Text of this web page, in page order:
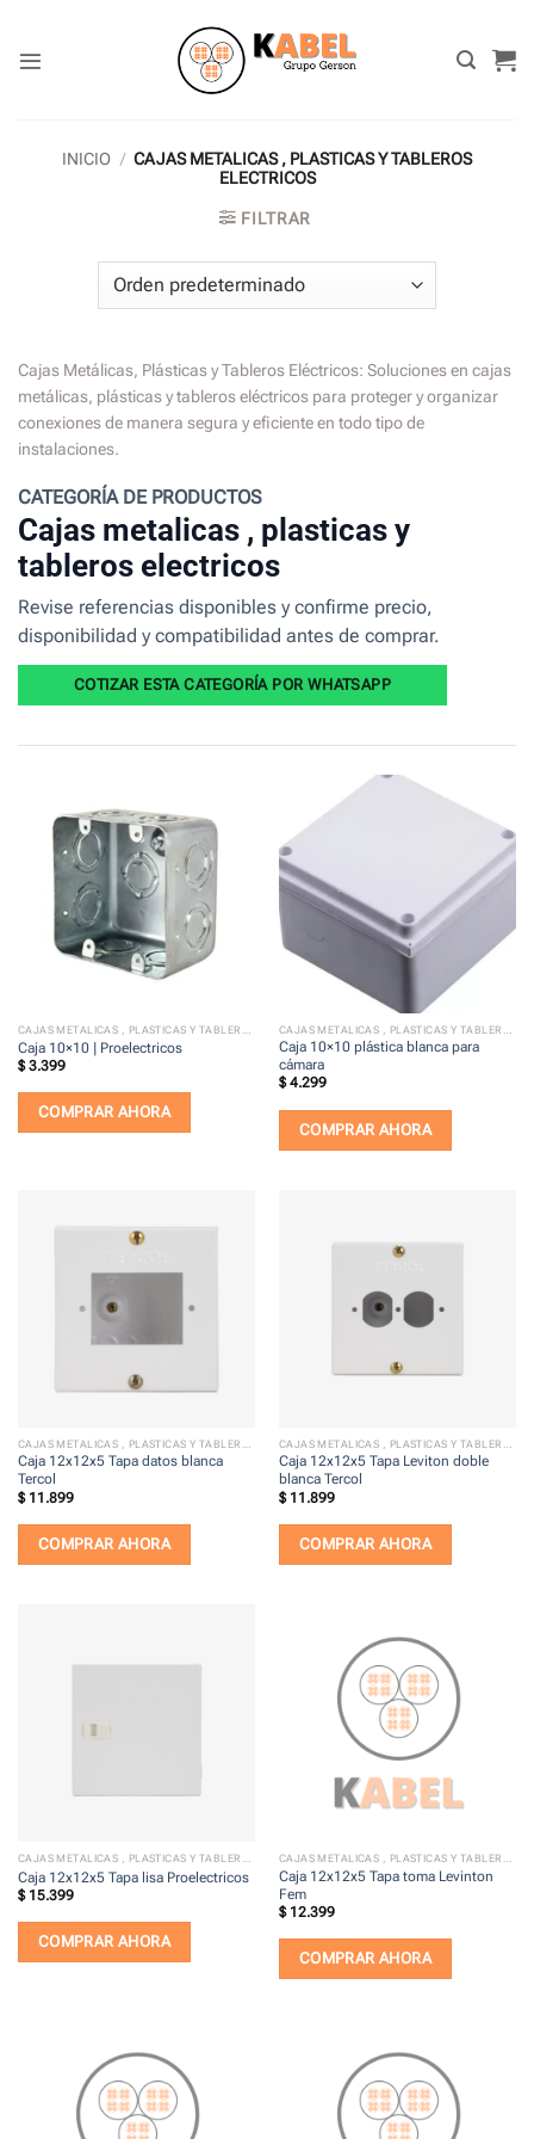
content
INICIO / CAJAS METALICAS , PLASTICAS Y TABLEROS
ELECTRICOS
FILTRAR
Cajas Metálicas, Plásticas y Tableros Eléctricos: Soluciones en cajas
metálicas, plásticas y tableros eléctricos para proteger y organizar
conexiones de manera segura y eficiente en todo tipo de
instalaciones.
CATEGORÍA DE PRODUCTOS
Cajas metalicas , plasticas y
tableros electricos
Revise referencias disponibles y confirme precio,
disponibilidad y compatibilidad antes de comprar.
COTIZAR ESTA CATEGORÍA POR WHATSAPP
Caja 10×10 | Proelectricos
$3.399
COMPRAR AHORA
Caja 10×10 plástica blanca para
cámara
$4.299
COMPRAR AHORA
CAJAS METALICAS , PLASTICAS Y TABLEROS ELECTRICOS
Caja 12x12x5 Tapa datos blanca
Tercol
$11.899
COMPRAR AHORA
CAJAS METALICAS , PLASTICAS Y TABLEROS ELECTRICOS
Caja 12x12x5 Tapa Leviton doble
blanca Tercol
$11.899
COMPRAR AHORA
CAJAS METALICAS , PLASTICAS Y TABLEROS ELECTRICOS
Caja 12x12x5 Tapa lisa Proelectricos
$15.399
COMPRAR AHORA
CAJAS METALICAS , PLASTICAS Y TABLEROS ELECTRICOS
Caja 12x12x5 Tapa toma Levinton
Fem
$12.399
COMPRAR AHORA